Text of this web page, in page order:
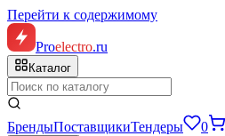
Перейти к содержимому
Proelectro.ru
Каталог
БрендыПоставщикиТендеры 0